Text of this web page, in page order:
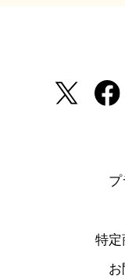
特定
お